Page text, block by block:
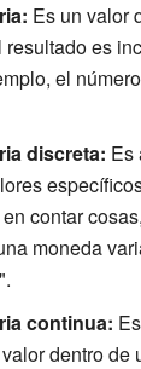
Es un valor
es
el
discreta: Es
contar
moneda
continua:
dentro de